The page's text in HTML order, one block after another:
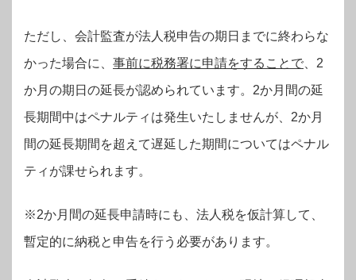
ただし、会計監査が法人税申告の期日までに終わらな
かった場合に、 事前に税務署に申請をすることで 、2
か月の期日の延長が認められています。2か月間の延
長期間中はペナルティは発生いたしませんが、2か月
間の延長期間を超えて遅延した期間についてはペナル
ティが課せられます。
※2か月間の延長申請時にも、法人税を仮計算して、
暫定的に納税と申告を行う必要があります。